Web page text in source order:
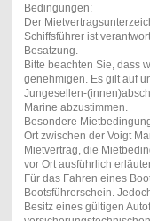
Bedingungen:
Der
Schiffsführer ist
Besatzung.
Bitte beachten Sie, dass
genehmigen. Es gilt auf
Jungesellen-
Marine abzustimmen.
Besondere
Ort zwischen der Voigt
Mietvertrag, die
vor Ort ausführlich
Für das Fahren eines
Bootsführerschein.
Besitz eines gültigen